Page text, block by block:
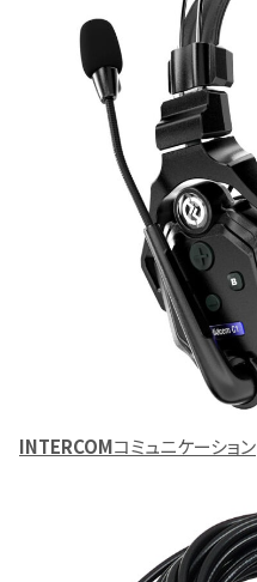
INTERCOMコミュニケーション